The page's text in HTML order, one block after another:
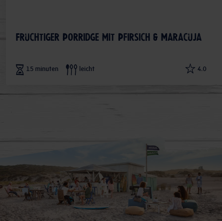
Fruchtiger Porridge mit Pfirsich & Maracuja
15 minuten leicht 4.0